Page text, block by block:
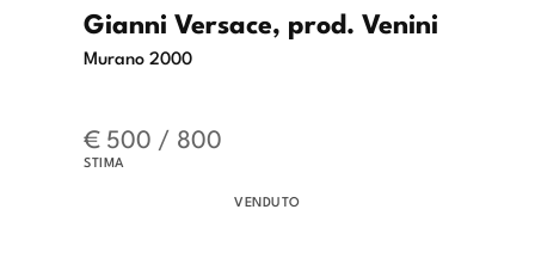
Gianni Versace, prod. Venini
Murano 2000
€ 500 / 800
STIMA
VENDUTO